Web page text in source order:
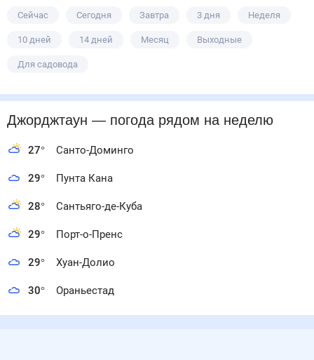
Сейчас Сегодня Завтра 3 дня Неделя
10 дней 14 дней Месяц Выходные
Для садовода
Джорджтаун— погода рядом на неделю
27° Санто-Доминго
29° Пунта Кана
28° Сантьяго-де-Куба
29° Порт-о-Пренс
29° Хуан-Долио
30° Ораньестад